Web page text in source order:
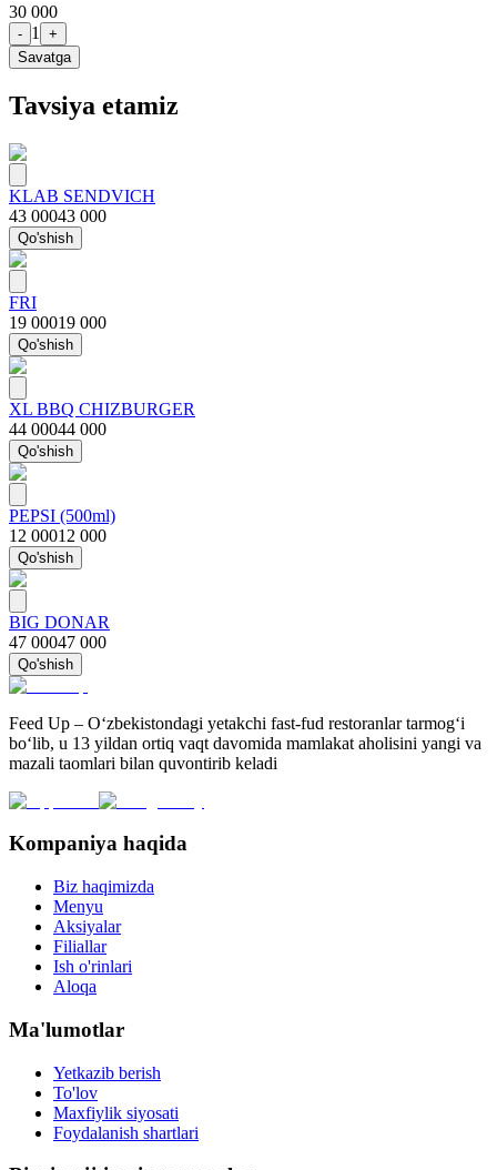
30 000
- 1
+
Savatga
Tavsiya etamiz
KLAB SENDVICH
43 00043 000
Qo'shish
FRI
19 00019 000
Qo'shish
XL BBQ CHIZBURGER
44 00044 000
Qo'shish
PEPSI (500ml)
12 00012 000
Qo'shish
BIG DONAR
47 00047 000
Qo'shish
Feed Up – O‘zbekistondagi yetakchi fast-fud restoranlar tarmog‘i
bo‘lib, u 13 yildan ortiq vaqt davomida mamlakat aholisini yangi va
mazali taomlari bilan quvontirib keladi
Kompaniya haqida
Biz haqimizda
Menyu
Aksiyalar
Filiallar
Ish o'rinlari
Aloqa
Ma'lumotlar
Yetkazib berish
To'lov
Maxfiylik siyosati
Foydalanish shartlari